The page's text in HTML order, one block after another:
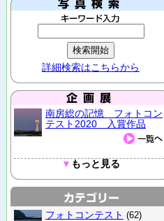
詳細検索はこちらから
南房総の記憶 フォトコン
テスト2020 入賞作品
▼ もっと見る
フォトコンテスト (62)